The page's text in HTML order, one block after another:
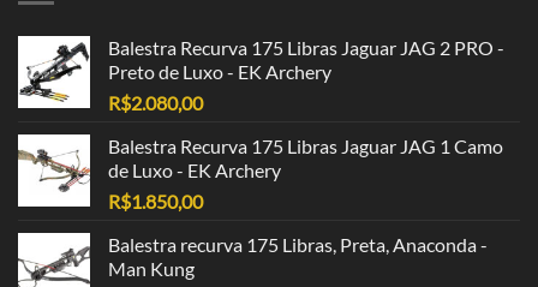
Balestra Recurva 175 Libras Jaguar JAG 2 PRO -
Preto de Luxo - EK Archery
R$2.080,00
Balestra Recurva 175 Libras Jaguar JAG 1 Camo
de Luxo - EK Archery
R$1.850,00
Balestra recurva 175 Libras, Preta, Anaconda -
Man Kung